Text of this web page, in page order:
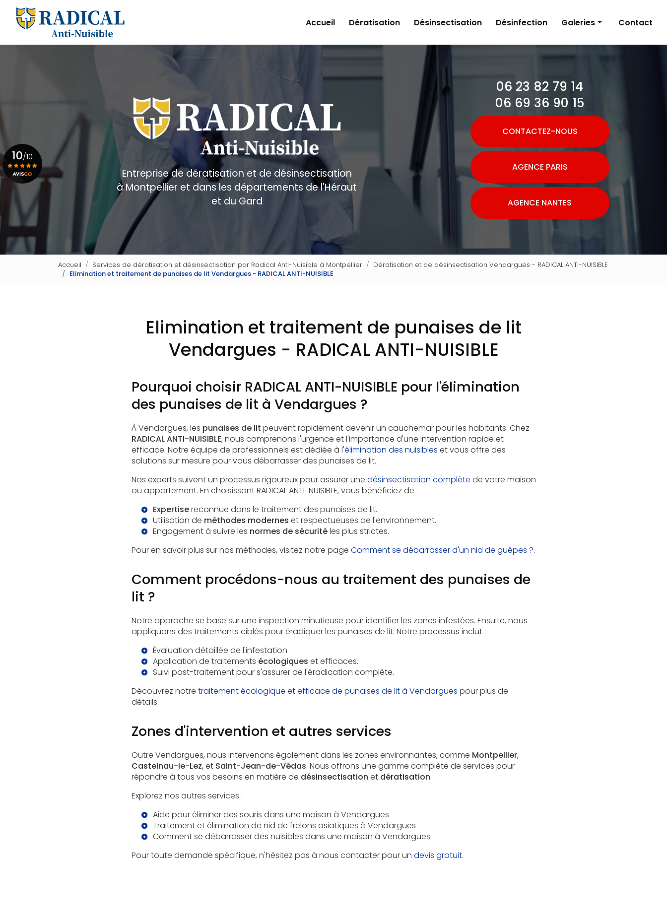
contenu
Accueil Dératisation Désinsectisation Désinfection Galeries
Dératisation
Désinfection
Contact
Entreprise de dératisation et de désinsectisation
à Montpellier et dans les départements de l'Héraut
et du Gard
06 23 82 79 14
06 69 36 90 15
CONTACTEZ-NOUS
AGENCE PARIS
AGENCE NANTES
10/10
Voir le certificat
Accueil Services de dératisation et désinsectisation par Radical Anti-Nuisible à Montpellier
Dératisation et de désinsectisation Vendargues - RADICAL ANTI-NUISIBLE
Elimination et traitement de punaises de lit Vendargues - RADICAL ANTI-NUISIBLE
Elimination et traitement de punaises de lit
Vendargues - RADICAL ANTI-NUISIBLE
Pourquoi choisir RADICAL ANTI-NUISIBLE pour l'élimination
des punaises de lit à Vendargues ?
À Vendargues, les punaises de lit peuvent rapidement devenir un cauchemar pour les habitants. Chez
RADICAL ANTI-NUISIBLE, nous comprenons l'urgence et l'importance d'une intervention rapide et
efficace. Notre équipe de professionnels est dédiée à l'élimination des nuisibles et vous offre des
solutions sur mesure pour vous débarrasser des punaises de lit.
Nos experts suivent un processus rigoureux pour assurer une désinsectisation complète de votre maison
ou appartement. En choisissant RADICAL ANTI-NUISIBLE, vous bénéficiez de :
Expertisereconnue dans le traitement des punaises de lit.
Utilisation de méthodes modernes et respectueuses de l'environnement.
Engagement à suivre les normes de sécuritéles plus strictes.
Pour en savoir plus sur nos méthodes, visitez notre page Comment se débarrasser d'un nid de guêpes ?.
Comment procédons-nous au traitement des punaises de
lit ?
Notre approche se base sur une inspection minutieuse pour identifier les zones infestées. Ensuite, nous
appliquons des traitements ciblés pour éradiquer les punaises de lit. Notre processus inclut :
Évaluation détaillée de l'infestation.
Application de traitements écologiques et efficaces.
Suivi post-traitement pour s'assurer de l'éradication complète.
Découvrez notre traitement écologique et efficace de punaises de lit à Vendargues pour plus de
détails.
Zones d'intervention et autres services
Outre Vendargues, nous intervenons également dans les zones environnantes, comme Montpellier,
Castelnau-le-Lez, et Saint-Jean-de-Védas. Nous offrons une gamme complète de services pour
répondre à tous vos besoins en matière de désinsectisation et dératisation.
Explorez nos autres services :
Aide pour éliminer des souris dans une maison à Vendargues
Traitement et élimination de nid de frelons asiatiques à Vendargues
Comment se débarrasser des nuisibles dans une maison à Vendargues
Pour toute demande spécifique, n'hésitez pas à nous contacter pour un devis gratuit.